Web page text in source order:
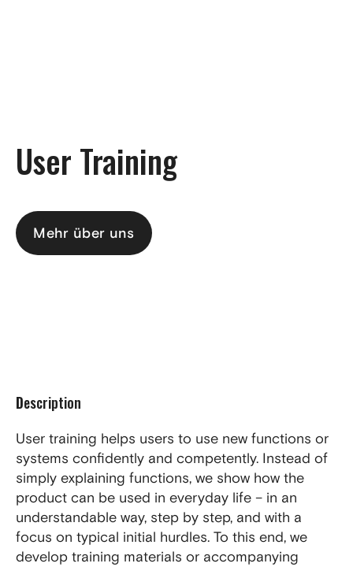
User Training
Mehr über uns
Description
User training helps users to use new functions or
systems confidently and competently. Instead of
simply explaining functions, we show how the
product can be used in everyday life – in an
understandable way, step by step, and with a
focus on typical initial hurdles. To this end, we
develop training materials or accompanying